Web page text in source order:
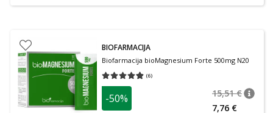
BIOFARMACIJA
Biofarmacija bioMagnesium Forte 500mg N20
(6)
Keskmine hinnang 4.83
-50% 15,51 €
7,76 €